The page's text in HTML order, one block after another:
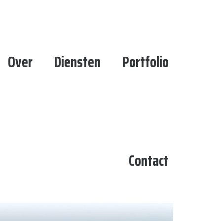
Over Diensten Portfolio
Contact